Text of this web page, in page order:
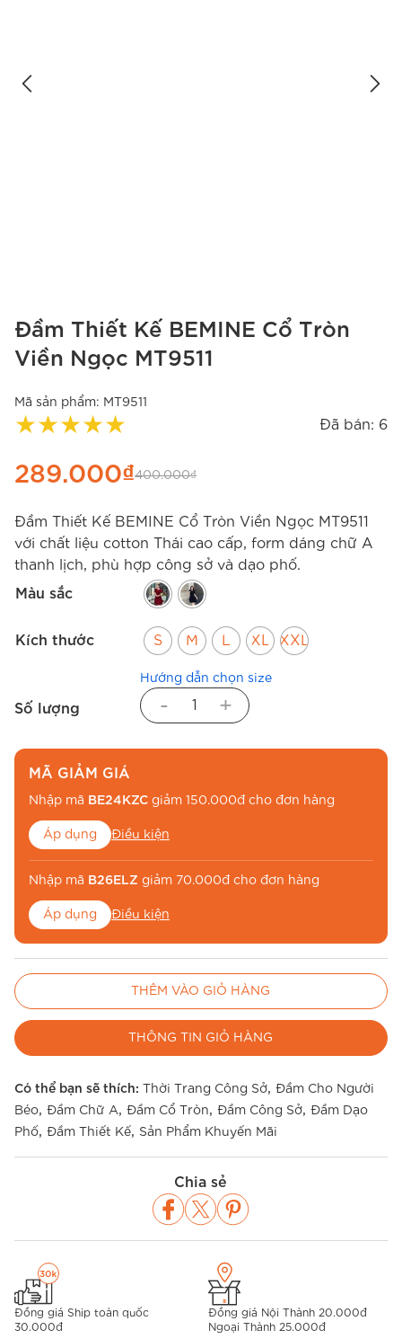
Đầm Thiết Kế BEMINE Cổ Tròn
Viền Ngọc MT9511
Mã sản phẩm: MT9511
★★★★★ Đã bán: 6
289.000₫400.000₫
Đầm Thiết Kế BEMINE Cổ Tròn Viền Ngọc MT9511
với chất liệu cotton Thái cao cấp, form dáng chữ A
thanh lịch, phù hợp công sở và dạo phố.
Màu sắc
Kích thước S M L XL XXL
Số lượng - +
Hướng dẫn chọn size
MÃ GIẢM GIÁ
Nhập mã BE24KZC giảm 150.000đ cho đơn hàng
Áp dụng Điều kiện
Nhập mã B26ELZ giảm 70.000đ cho đơn hàng
Áp dụng Điều kiện
Nhập mãBE26MUAđể miễn phí vận chuyển
Điều kiện
THÊM VÀO GIỎ HÀNG
THÔNG TIN GIỎ HÀNG
Có thể bạn sẽ thích: Thời Trang Công Sở, Đầm Cho Người
Béo, Đầm Chữ A, Đầm Cổ Tròn, Đầm Công Sở, Đầm Dạo
Phố, Đầm Thiết Kế, Sản Phẩm Khuyến Mãi
Chia sẻ
Đồng giá Ship toàn quốc
30.000đ
Đồng giá Nội Thành 20.000đ
Ngoại Thành 25.000đ